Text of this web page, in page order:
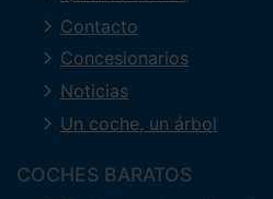
Contacto
Concesionarios
Noticias
Un coche, un árbol
COCHES BARATOS